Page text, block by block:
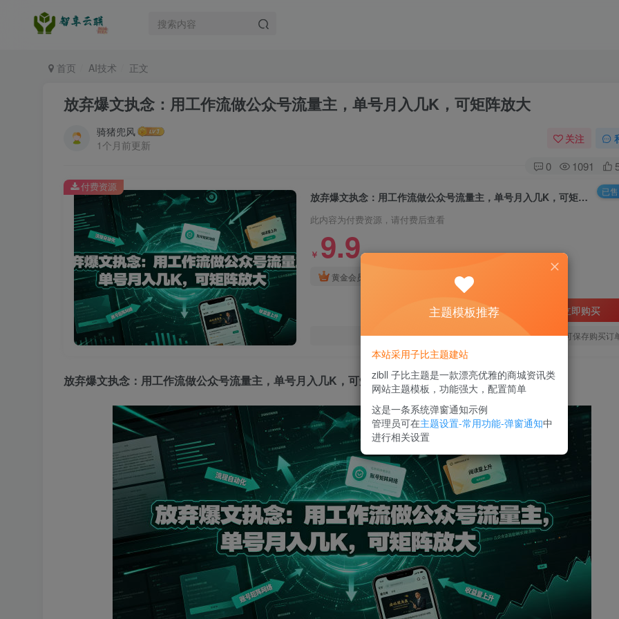
首页 AI技术 正文
放弃爆文执念：用工作流做公众号流量主，单号月入几K，可矩阵放大
骑猪兜风
1个月前更新
关注
0 1091
放弃爆文执念：用工作流做公众号流量主，单号月入几K，可矩阵放大
此内容为付费资源，请付费后查看
￥ 9.9
黄金会员 免费
立即购买
您当前未登录！建议登陆后购买，可保存购买订
付费资源 已
放弃爆文执念：用工作流做公众号流量主，单号月入几K，可矩阵放大
主题模板推荐
本站采用子比主题建站
zibll 子比主题是一款漂亮优雅的商城资讯类
网站主题模板，功能强大，配置简单
这是一条系统弹窗通知示例
管理员可在主题设置-常用功能-弹窗通知中
进行相关设置